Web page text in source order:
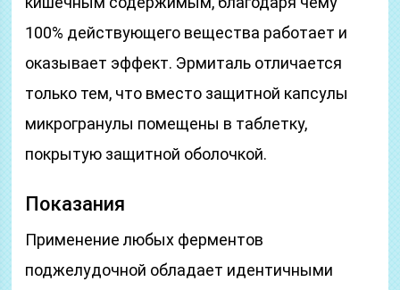
100% действующего вещества работает и
оказывает эффект. Эрмиталь отличается
только тем, что вместо защитной капсулы
микрогранулы помещены в таблетку,
покрытую защитной оболочкой.
Показания
Применение любых ферментов
поджелудочной обладает идентичными